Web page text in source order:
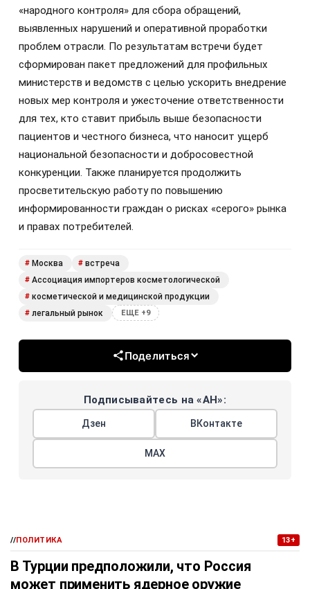
«народного контроля» для сбора обращений,
выявленных нарушений и оперативной проработки
проблем отрасли. По результатам встречи будет
сформирован пакет предложений для профильных
министерств и ведомств с целью ускорить внедрение
новых мер контроля и ужесточение ответственности
для тех, кто ставит прибыль выше безопасности
пациентов и честного бизнеса, что наносит ущерб
национальной безопасности и добросовестной
конкуренции. Также планируется продолжить
просветительскую работу по повышению
информированности граждан о рисках «серого» рынка
и правах потребителей.
# Москва # встреча
# Ассоциация импортеров косметологической
# косметической и медицинской продукции
# легальный рынок ЕЩЕ +9
Поделиться
Подписывайтесь на «АН»:
Дзен ВКонтакте
МАХ
//ПОЛИТИКА 13+
В Турции предположили, что Россия
может применить ядерное оружие